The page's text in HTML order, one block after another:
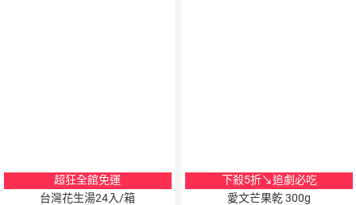
超狂全館免運
台灣花生湯24入/箱
下殺5折↘追劇必吃
愛文芒果乾 300g